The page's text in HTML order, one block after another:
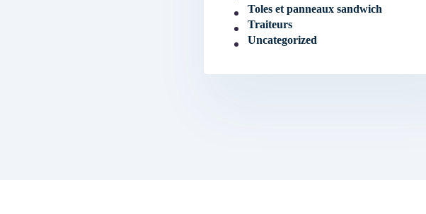
Toles et panneaux sandwich
Traiteurs
Uncategorized